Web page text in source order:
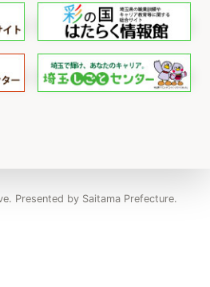
Presented by Saitama Prefecture.